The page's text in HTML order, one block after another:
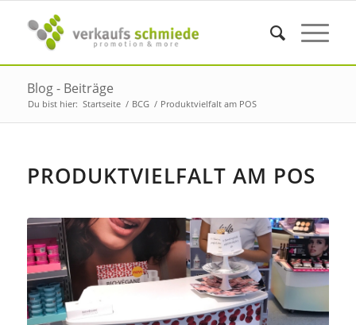
Blog - Beiträge
Du bist hier: Startseite / BCG / Produktvielfalt am POS
PRODUKTVIELFALT AM POS